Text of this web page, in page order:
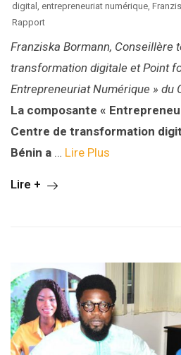
digital , entrepreneuriat numérique,
Rapport
Franziska Bormann, Conseillère
transformation digitale et Point
Entrepreneuriat Numérique » du
La composante «
Centre de transformation
Bénin a … Lire Plus
Lire +